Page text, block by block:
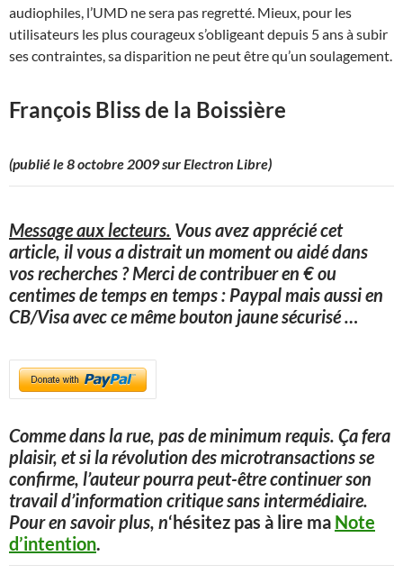
audiophiles, l’UMD ne sera pas regretté. Mieux, pour les
utilisateurs les plus courageux s’obligeant depuis 5 ans à subir
ses contraintes, sa disparition ne peut être qu’un soulagement.
François Bliss de la Boissière
(publié le 8 octobre 2009 sur Electron Libre)
Message aux lecteurs. Vous avez apprécié cet
article, il vous a distrait un moment ou aidé dans
vos recherches ? Merci de contribuer en € ou
centimes de temps en temps : Paypal mais aussi en
CB/Visa avec ce même bouton jaune sécurisé…
Comme dans la rue, pas de minimum requis. Ça fera
plaisir, et si la révolution des microtransactions se
confirme, l’auteur pourra peut-être continuer son
travail d’information critique sans intermédiaire.
Pour en savoir plus, n‘hésitez pas à lire ma Note
d’intention.